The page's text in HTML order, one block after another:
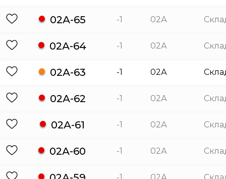
02А-65 -1 02А
02А-64 -1 02А
02А-63 -1 02А
02А-62 -1 02А
02А-61 -1 02А
02А-60 -1 02А